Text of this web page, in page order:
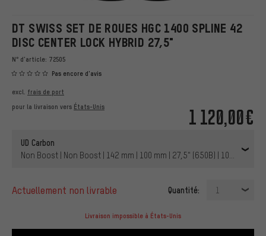
DT SWISS SET DE ROUES HGC 1400 SPLINE 42
DISC CENTER LOCK HYBRID 27,5"
N° d'article: 72505
Pas encore d'avis
1 120,00€
excl. frais de port
pour la livraison vers États-Unis
UD Carbon
Non Boost | Non Boost | 142 mm | 100 mm | 27,5" (650B) | 100 mm |
actuellement non livrable Quantité: 1
Livraison impossible à États-Unis